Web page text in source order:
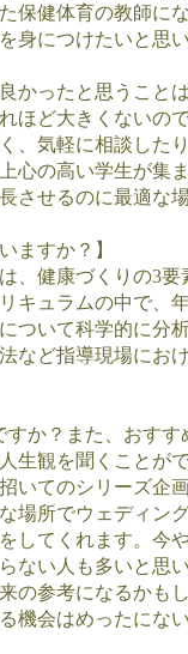
保健体育の教師に
身につけたいと思
かったと思うこと
ほど大きくないの
、気軽に相談した
心の高い学生が集
させるのに最適な
ますか？】
、健康づくりの3
キュラムの中で、
ついて科学的に分
など指導現場にお
すか？また、おす
生観を聞くことが
いてのシリーズ企
場所でウェディン
してくれます。今
ない人も多いと思
の参考になるかも
機会はめったにな